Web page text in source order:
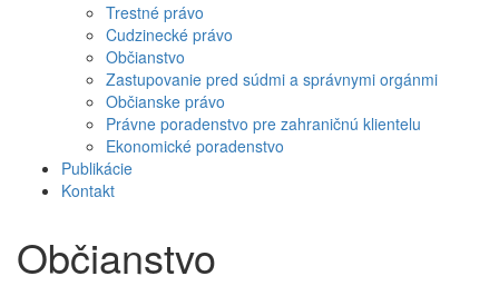
Trestné právo
Cudzinecké právo
Občianstvo
Zastupovanie pred súdmi a správnymi orgánmi
Občianske právo
Právne poradenstvo pre zahraničnú klientelu
Ekonomické poradenstvo
Publikácie
Kontakt
Občianstvo